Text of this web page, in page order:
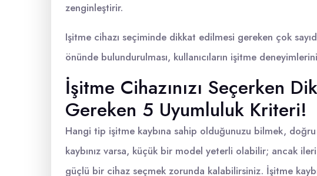
zenginleştirir.
Işitme cihazı seçiminde dikkat edilmesi gereken çok
önünde bulundurulması, kullanıcıların işitme
İşitme Cihazınızı Seçerken
Gereken 5 Uyumluluk Kriteri!
Hangi tip işitme kaybına sahip olduğunuzu bilmek,
kaybınız varsa, küçük bir model yeterli olabilir; ancak
güçlü bir cihaz seçmek zorunda kalabilirsiniz. İşitme